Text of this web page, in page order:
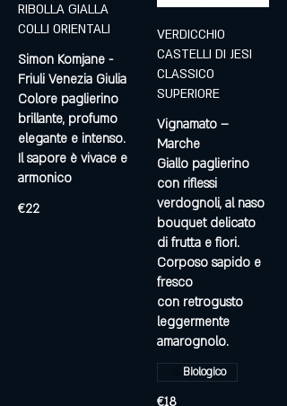
RIBOLLA GIALLA
COLLI ORIENTALI
Simon Komjane -
Friuli Venezia Giulia
Colore paglierino
brillante, profumo
elegante e intenso.
Il sapore è vivace e
armonico
€22
VERDICCHIO
CASTELLI DI JESI
CLASSICO
SUPERIORE
Vignamato –
Marche
Giallo paglierino
con riflessi
verdognoli, al naso
bouquet delicato
di frutta e fiori.
Corposo sapido e
fresco
con retrogusto
leggermente
amarognolo.
€18
Biologico